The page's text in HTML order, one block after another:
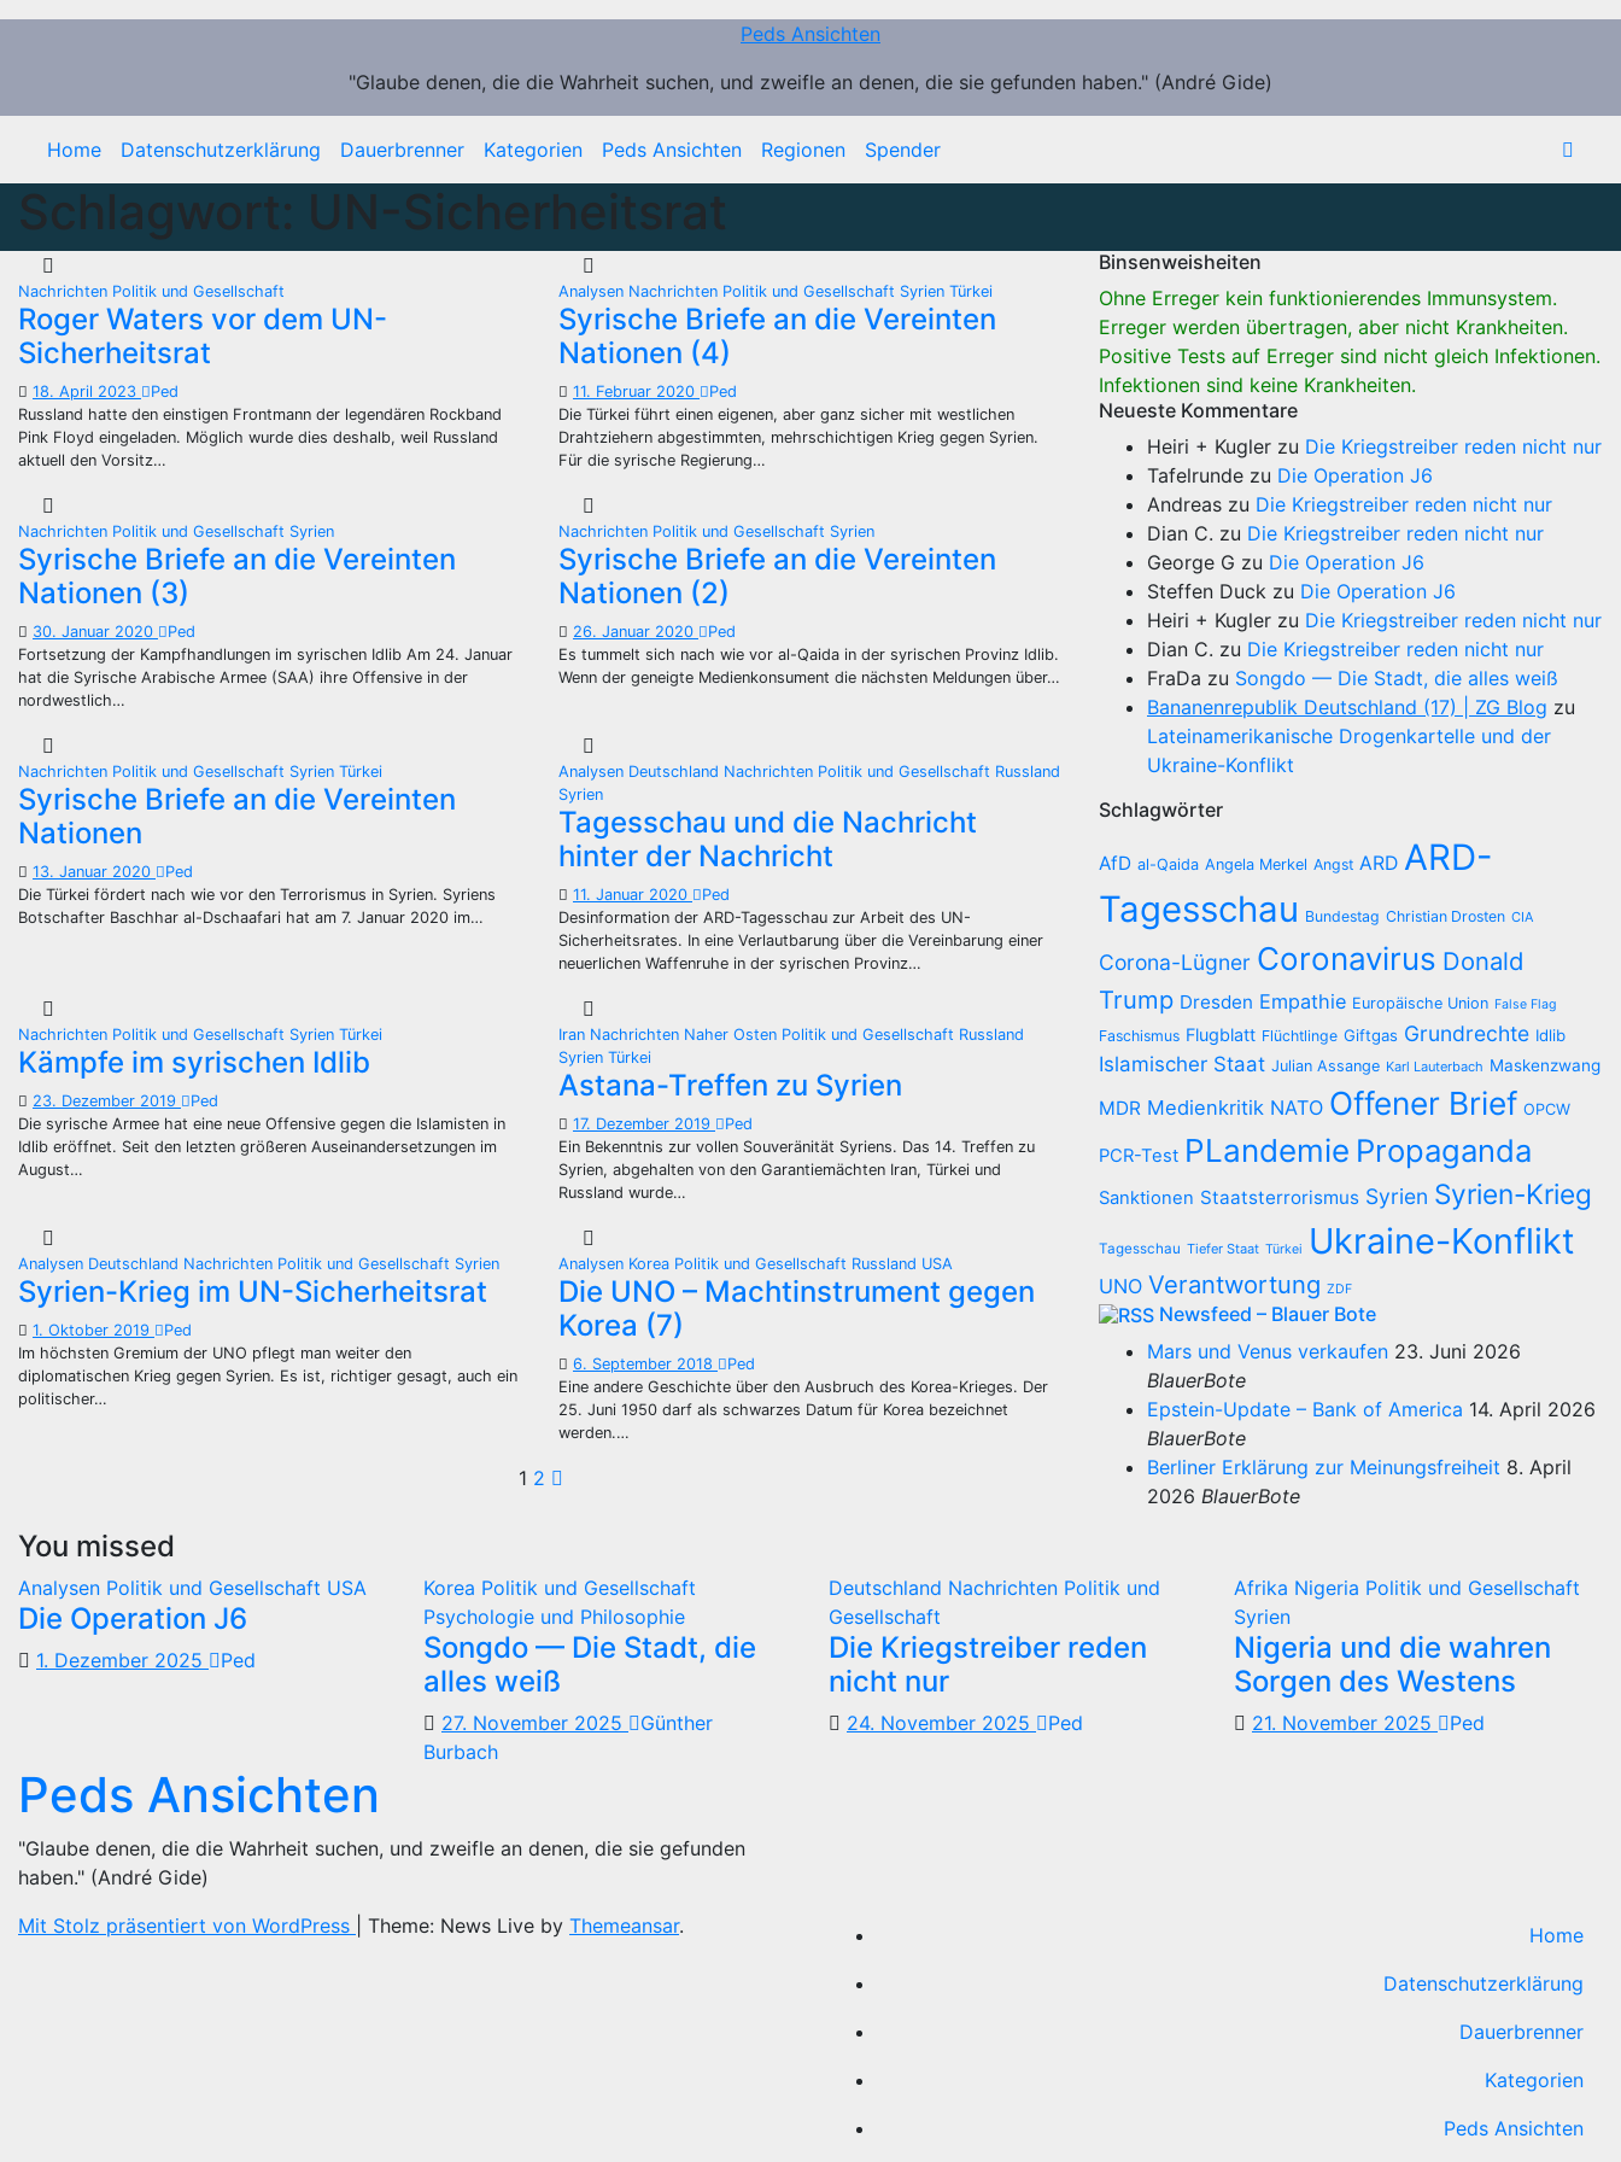
Zum
Peds Ansichten
"Glaube denen, die die Wahrheit suchen, und zweifle an denen, die sie gefunden haben." (André Gide)
Home Datenschutzerklärung Dauerbrenner Kategorien Peds Ansichten Regionen Spender
Schlagwort: UN-Sicherheitsrat
Nachrichten Politik und Gesellschaft
Roger Waters vor dem UN-
Sicherheitsrat
18. April 2023
Ped
Russland hatte den einstigen Frontmann der legendären Rockband
Pink Floyd eingeladen. Möglich wurde dies deshalb, weil Russland
aktuell den Vorsitz…
Analysen Nachrichten Politik und Gesellschaft Syrien Türkei
Syrische Briefe an die Vereinten
Nationen (4)
11. Februar 2020
Ped
Die Türkei führt einen eigenen, aber ganz sicher mit westlichen
Drahtziehern abgestimmten, mehrschichtigen Krieg gegen Syrien.
Für die syrische Regierung…
Nachrichten Politik und Gesellschaft Syrien
Syrische Briefe an die Vereinten
Nationen (3)
30. Januar 2020
Ped
Fortsetzung der Kampfhandlungen im syrischen Idlib Am 24. Januar
hat die Syrische Arabische Armee (SAA) ihre Offensive in der
nordwestlich…
Nachrichten Politik und Gesellschaft Syrien
Syrische Briefe an die Vereinten
Nationen (2)
26. Januar 2020
Ped
Es tummelt sich nach wie vor al-Qaida in der syrischen Provinz Idlib.
Wenn der geneigte Medienkonsument die nächsten Meldungen über…
Nachrichten Politik und Gesellschaft Syrien Türkei
Syrische Briefe an die Vereinten
Nationen
13. Januar 2020
Ped
Die Türkei fördert nach wie vor den Terrorismus in Syrien. Syriens
Botschafter Baschhar al-Dschaafari hat am 7. Januar 2020 im…
Analysen Deutschland Nachrichten Politik und Gesellschaft Russland
Syrien
Tagesschau und die Nachricht
hinter der Nachricht
11. Januar 2020
Ped
Desinformation der ARD-Tagesschau zur Arbeit des UN-
Sicherheitsrates. In eine Verlautbarung über die Vereinbarung einer
neuerlichen Waffenruhe in der syrischen Provinz…
Nachrichten Politik und Gesellschaft Syrien Türkei
Kämpfe im syrischen Idlib
23. Dezember 2019
Ped
Die syrische Armee hat eine neue Offensive gegen die Islamisten in
Idlib eröffnet. Seit den letzten größeren Auseinandersetzungen im
August…
Iran Nachrichten Naher Osten Politik und Gesellschaft Russland
Syrien Türkei
Astana-Treffen zu Syrien
17. Dezember 2019
Ped
Ein Bekenntnis zur vollen Souveränität Syriens. Das 14. Treffen zu
Syrien, abgehalten von den Garantiemächten Iran, Türkei und
Russland wurde…
Analysen Deutschland Nachrichten Politik und Gesellschaft Syrien
Syrien-Krieg im UN-Sicherheitsrat
1. Oktober 2019
Ped
Im höchsten Gremium der UNO pflegt man weiter den
diplomatischen Krieg gegen Syrien. Es ist, richtiger gesagt, auch ein
politischer…
Analysen Korea Politik und Gesellschaft Russland USA
Die UNO – Machtinstrument gegen
Korea (7)
6. September 2018
Ped
Eine andere Geschichte über den Ausbruch des Korea-Krieges. Der
25. Juni 1950 darf als schwarzes Datum für Korea bezeichnet
werden.…
Seitennummerierung
Beiträge
1 2
Binsenweisheiten
Ohne Erreger kein funktionierendes Immunsystem.
Erreger werden übertragen, aber nicht Krankheiten.
Positive Tests auf Erreger sind nicht gleich Infektionen.
Infektionen sind keine Krankheiten.
Neueste Kommentare
Heiri + Kugler zu Die Kriegstreiber reden nicht nur
Tafelrunde zu Die Operation J6
Andreas zu Die Kriegstreiber reden nicht nur
Dian C. zu Die Kriegstreiber reden nicht nur
George G zu Die Operation J6
Steffen Duck zu Die Operation J6
Heiri + Kugler zu Die Kriegstreiber reden nicht nur
Dian C. zu Die Kriegstreiber reden nicht nur
FraDa zu Songdo — Die Stadt, die alles weiß
Bananenrepublik Deutschland (17) | ZG Blog zu
Lateinamerikanische Drogenkartelle und der
Ukraine-Konflikt
Schlagwörter
AfD al-Qaida Angela Merkel Angst ARD ARD-
Tagesschau Bundestag Christian Drosten CIA
Corona-Lügner Coronavirus Donald
Trump Dresden Empathie Europäische Union False Flag
Faschismus Flugblatt Flüchtlinge Giftgas Grundrechte Idlib
Islamischer Staat Julian Assange Karl Lauterbach Maskenzwang
MDR Medienkritik NATO Offener Brief OPCW
PCR-Test PLandemie Propaganda
Sanktionen Staatsterrorismus Syrien Syrien-Krieg
Tagesschau Tiefer Staat Türkei Ukraine-Konflikt
UNO Verantwortung ZDF
Newsfeed – Blauer Bote
Mars und Venus verkaufen 23. Juni 2026
BlauerBote
Epstein-Update – Bank of America 14. April 2026
BlauerBote
Berliner Erklärung zur Meinungsfreiheit 8. April
2026 BlauerBote
You missed
Analysen Politik und Gesellschaft USA
Die Operation J6
1. Dezember 2025 Ped
Korea Politik und Gesellschaft
Psychologie und Philosophie
Songdo — Die Stadt, die
alles weiß
27. November 2025
Günther
Burbach
Deutschland Nachrichten Politik und
Gesellschaft
Die Kriegstreiber reden
nicht nur
24. November 2025 Ped
Afrika Nigeria Politik und Gesellschaft
Syrien
Nigeria und die wahren
Sorgen des Westens
21. November 2025 Ped
Peds Ansichten
"Glaube denen, die die Wahrheit suchen, und zweifle an denen, die sie gefunden
haben." (André Gide)
Mit Stolz präsentiert von WordPress
Theme: News Live by Themeansar.
Home
Datenschutzerklärung
Dauerbrenner
Kategorien
Peds Ansichten